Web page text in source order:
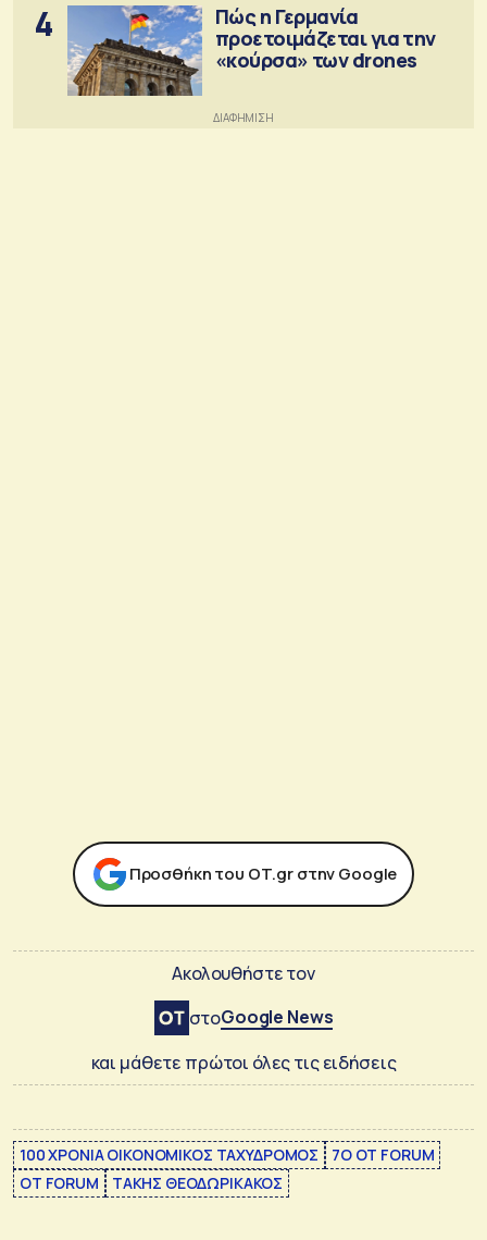
4
Πώς η Γερμανία
προετοιμάζεται για την
«κούρσα» των drones
Προσθήκη του ΟΤ.gr στην Google
Ακολουθήστε τον
στοGoogle News
και μάθετε πρώτοι όλες τις ειδήσεις
100 ΧΡΟΝΙΑ ΟΙΚΟΝΟΜΙΚΟΣ ΤΑΧΥΔΡΟΜΟΣ
7Ο OT FORUM
ΟΤ FORUM
ΤΑΚΗΣ ΘΕΟΔΩΡΙΚΑΚΟΣ